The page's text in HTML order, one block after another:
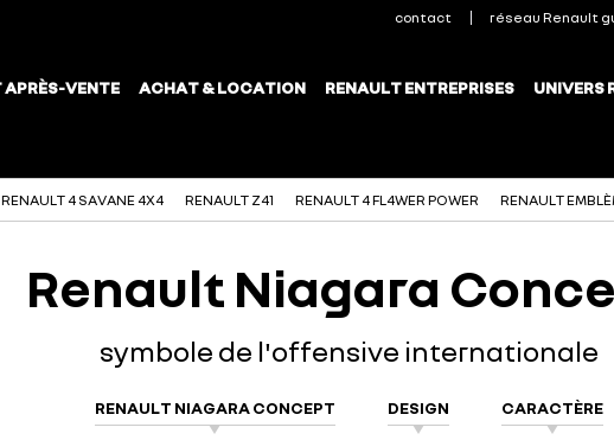
RENAULT 4 SAVANE 4X4 RENAULT Z41 RENAULT 4 FL4WER POWER RENAULT
Renault Niagara
symbole de l'offensive internationale
RENAULT NIAGARA CONCEPT DESIGN CARACTÈRE